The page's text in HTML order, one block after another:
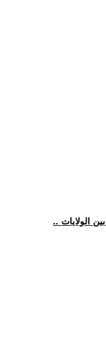
الولايات